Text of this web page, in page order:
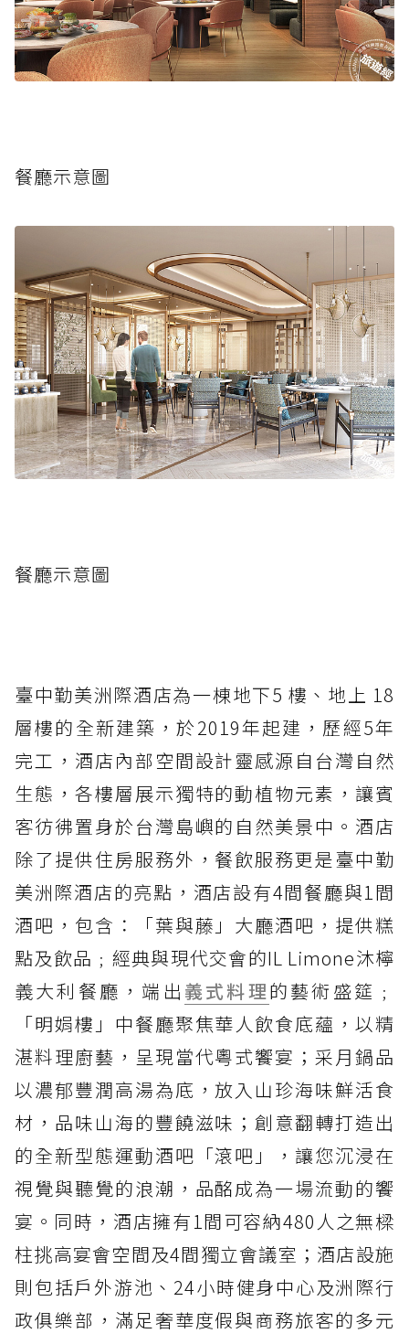
餐廳示意圖
餐廳示意圖
臺中勤美洲際酒店為一棟地下5 樓、地上 18
層樓的全新建築，於2019年起建，歷經5年
完工，酒店內部空間設計靈感源自台灣自然
生態，各樓層展示獨特的動植物元素，讓賓
客彷彿置身於台灣島嶼的自然美景中。酒店
除了提供住房服務外，餐飲服務更是臺中勤
美洲際酒店的亮點，酒店設有4間餐廳與1間
酒吧，包含：「葉與藤」大廳酒吧，提供糕
點及飲品﹔經典與現代交會的IL Limone沐檸
義大利餐廳，端出 義式料理的藝術盛筵﹔
「明娟樓」中餐廳聚焦華人飲食底蘊，以精
湛料理廚藝，呈現當代粵式饗宴；采月鍋品
以濃郁豐潤高湯為底，放入山珍海味鮮活食
材，品味山海的豐饒滋味；創意翻轉打造出
的全新型態運動酒吧「滾吧」，讓您沉浸在
視覺與聽覺的浪潮，品酩成為一場流動的饗
宴。同時，酒店擁有1間可容納480人之無樑
柱挑高宴會空間及4間獨立會議室；酒店設施
則包括戶外游池、24小時健身中心及洲際行
政俱樂部，滿足奢華度假與商務旅客的多元